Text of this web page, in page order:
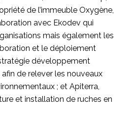
de l’immeuble Oxygène,
avec Ekodev qui
mais également les
et le déploiement
développement
de relever les nouveaux
; et Apiterra,
et installation de ruches en